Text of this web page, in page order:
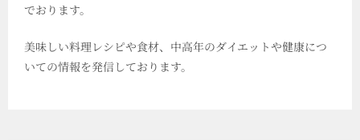
でおります。
美味しい料理レシピや食材、中高年のダイエットや健康につ
いての情報を発信しております。